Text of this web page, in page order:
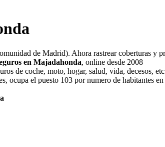
de Madrid). Ahora rastrear coberturas y
en Majadahonda, online desde 2008
de coche, moto, hogar, salud, vida, decesos,
ocupa el puesto 103 por numero de habitantes